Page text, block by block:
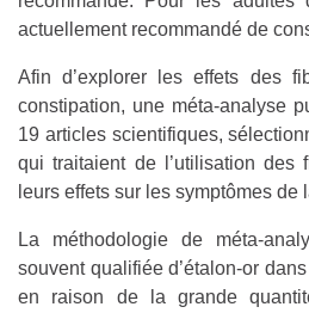
actuellement recommandé de
Afin d’explorer les effets des
constipation, une méta-analyse
19 articles scientifiques,
qui traitaient de l’utilisation des
leurs effets sur les symptômes de
La méthodologie de méta-
souvent qualifiée d’étalon-or
en raison de la grande